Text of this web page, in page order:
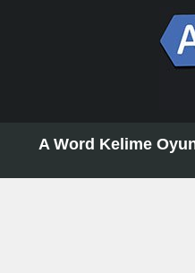
A Word Kelime